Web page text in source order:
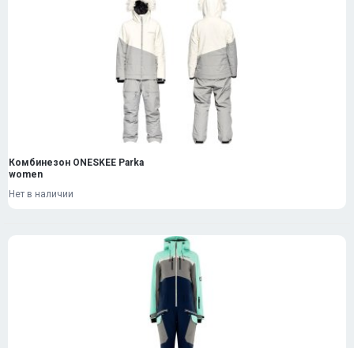
Комбинезон ONESKEE Parka
women
Нет в наличии